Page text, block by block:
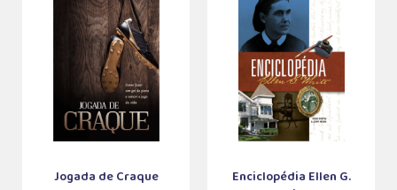
Jogada de Craque
Enciclopédia Ellen G.